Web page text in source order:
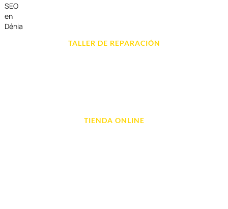
SEO
en
Dénia
TALLER DE REPARACIÓN
TIENDA ONLINE